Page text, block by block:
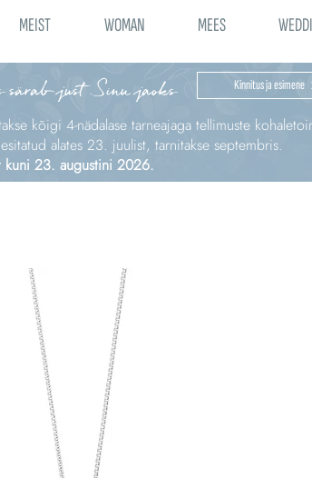
MEIST WOMAN MEES
särab just Sinu jaoks Kinnitus ja esimene
kõigi 4‑nädalase tarneajaga tellimuste
alates 23. juulist, tarnitakse septembris.
kuni 23. augustini 2026.